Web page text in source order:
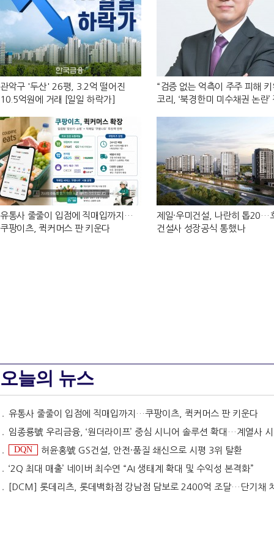
관악구 '두산' 26평, 3.2억 떨어진
10.5억원에 거래 [일일 하락가]
“검증 없는 억측이 주주 피해
코리, ‘북경한미 미수채권 논란’
유통사 줄줄이 입점에 직매입까지…
쿠팡이츠, 퀵커머스 판 키운다
제일·우미건설, 나란히 톱20…
건설사 성장공식 통했나
오늘의 뉴스
유통사 줄줄이 입점에 직매입까지…쿠팡이츠, 퀵커머스 판 키운다
임종룡號 우리금융, ‘원더라이프’ 중심 시니어 솔루션 확대…계열사 시너지 '관건' [금융 시니어 비즈니
DQN
허윤홍號 GS건설, 안전·품질 쇄신으로 시평 3위 탈환
‘2Q 최대 매출’ 네이버 최수연 “AI 생태계 확대 및 수익성 본격화”
[DCM] 롯데리츠, 롯데백화점 강남점 담보로 2400억 조달…단기채